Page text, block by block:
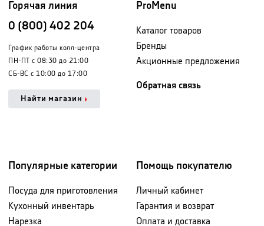
Горячая линия
0 (800) 402 204
График работы колл-центра
ПН-ПТ с 08:30 до 21:00
СБ-ВС с 10:00 до 17:00
Найти магазин
ProMenu
Каталог товаров
Бренды
Акционные предложения
Обратная связь
Популярные категории
Посуда для приготовления
Кухонный инвентарь
Нарезка
Помощь покупателю
Личный кабинет
Гарантия и возврат
Оплата и доставка